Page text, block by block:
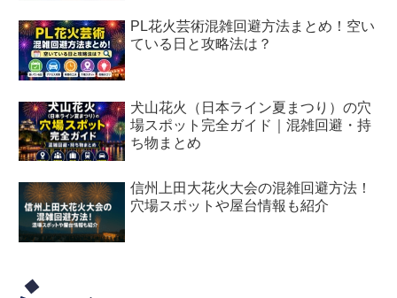
PL花火芸術混雑回避方法まとめ！空い
ている日と攻略法は？
犬山花火（日本ライン夏まつり）の穴
場スポット完全ガイド｜混雑回避・持
ち物まとめ
信州上田大花火大会の混雑回避方法！
穴場スポットや屋台情報も紹介